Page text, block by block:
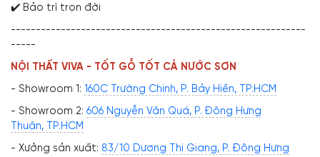
✔️ Bảo trì trọn đời
-----------------------------------------------------------
-----
NỘI THẤT VIVA - TỐT GỖ TỐT CẢ NƯỚC SƠN
- Showroom 1: 160C Trường Chinh, P. Bảy Hiền, TP.HCM
- Showroom 2: 606 Nguyễn Văn Quá, P. Đông Hưng
Thuận, TP.HCM
- Xưởng sản xuất: 83/10 Dương Thị Giang, P. Đông Hưng